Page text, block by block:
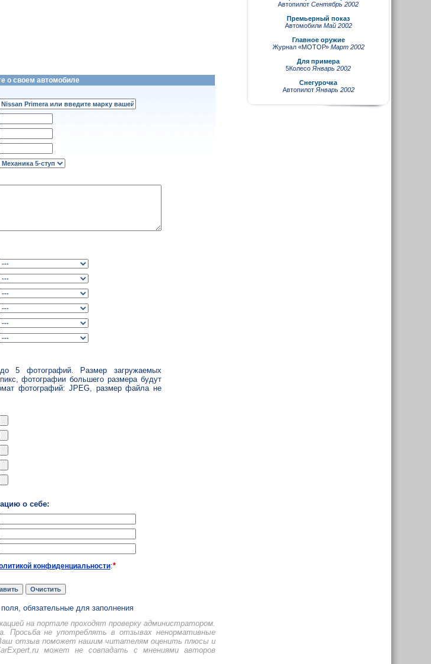
о своем автомобиле
5 фотографий. Размер загружаемых
фотографии большего размера будут
фотографий: JPEG, размер файла не
о себе:
конфиденциальности:*
обязательные для заполнения
на портале проходят проверку администратором.
Просьба не употреблять в отзывах ненормативные
отзыв поможет нашим читателям оценить плюсы и
может не совпадать с мнениями авторов
Автопилот Сентябрь 2002
Премьерный показ
АвтомобилиМай 2002
Главное оружие
Журнал «МОТОР»Март 2002
Для примера
5Колесо Январь 2002
Снегурочка
АвтопилотЯнварь 2002